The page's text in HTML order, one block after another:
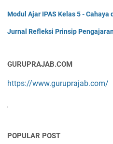
Modul Ajar IPAS Kelas 5 - Cahaya
Jurnal Refleksi Prinsip
GURUPRAJAB.COM
https://www.guruprajab.com/
'
POPULAR POST